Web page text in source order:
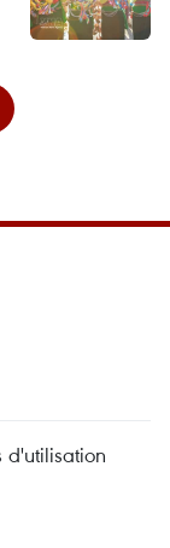
d'utilisation